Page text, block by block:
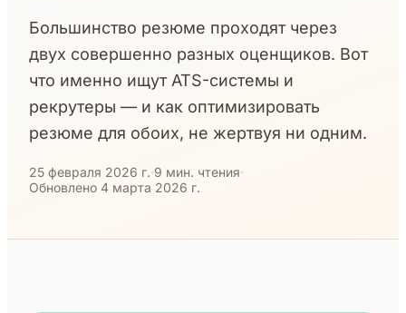
Большинство резюме проходят через
двух совершенно разных оценщиков. Вот
что именно ищут ATS-системы и
рекрутеры — и как оптимизировать
резюме для обоих, не жертвуя ни одним.
25 февраля 2026 г.·9 мин. чтения·
Обновлено 4 марта 2026 г.